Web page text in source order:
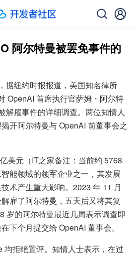
阿尔特曼被罢免事件的
据纽约时报报道，美国知名律所
OpenAI 首席执行官萨姆・阿尔特
解雇事件的详细调查。两位知情人
开阿尔特曼与 OpenAI 前董事会之
美元（IT之家备注：当前约 5768
能领域的领军企业之一，其发展
术产生重大影响。2023 年 11 月
雇了阿尔特曼，五天后又将其复
岁的阿尔特曼最近几周表示调查即
下个月提交给 OpenAI 董事会。
均拒绝置评。知情人士表示，在过